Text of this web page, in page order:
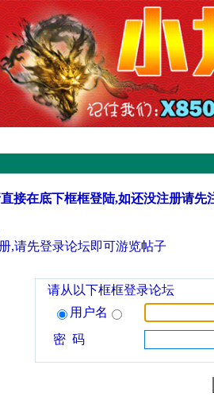
接在底下框框登陆,如还没注册请先
,请先登录论坛即可游览帖子
请从以下框框登录论坛
用户名
密 码